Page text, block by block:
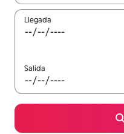
Llegada
Salida